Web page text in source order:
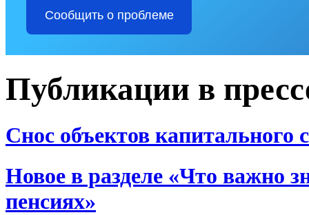
Сообщить о проблеме
Публикации в
Снос объектов капитального
Новое в разделе «Что важно
пенсиях»